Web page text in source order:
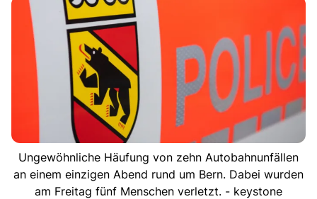
Ungewöhnliche Häufung von zehn Autobahnunfällen
an einem einzigen Abend rund um Bern. Dabei wurden
am Freitag fünf Menschen verletzt. - keystone